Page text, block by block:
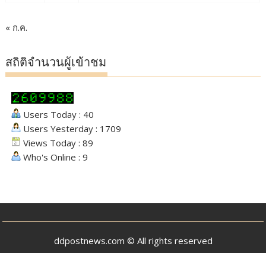
« ก.ค.
สถิติจำนวนผู้เข้าชม
Users Today : 40
Users Yesterday : 1709
Views Today : 89
Who's Online : 9
ddpostnews.com © All rights reserved